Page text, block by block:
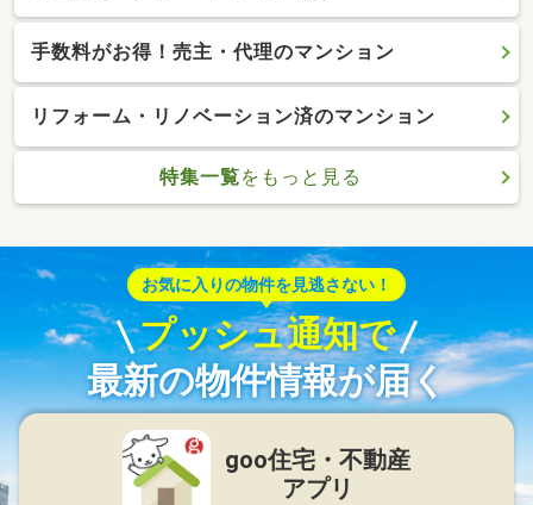
手数料がお得！売主・代理のマンション
リフォーム・リノベーション済のマンション
特集一覧をもっと見る
お気に入りの物件を見逃さない！
プッシュ通知で
最新の物件情報が届く
goo住宅・不動産
アプリ